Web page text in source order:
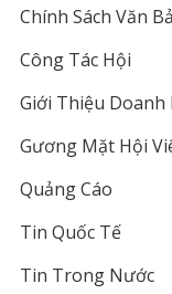
Chính Sách Văn
Công Tác Hội
Giới Thiệu Doanh
Gương Mặt Hội
Quảng Cáo
Tin Quốc Tế
Tin Trong Nước